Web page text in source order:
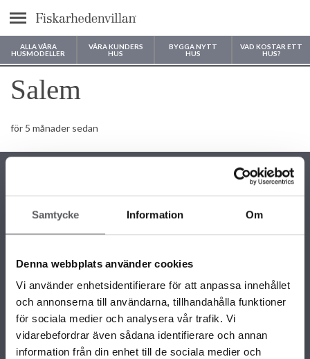
Samtycke Information Om
Denna webbplats använder cookies
Vi använder enhetsidentifierare för att anpassa innehållet
och annonserna till användarna, tillhandahålla funktioner
för sociala medier och analysera vår trafik. Vi
vidarebefordrar även sådana identifierare och annan
information från din enhet till de sociala medier och
Meny
ALLA VÅRA
HUSMODELLER
VÅRA KUNDERS
HUS
BYGGA NYTT
HUS
VAD KOSTAR ETT
HUS?
Var vill du bygga ditt hus?
Salem
för 5 månader sedan
KONTAKTINFORMATION
info@fiskarhedenvillan.se
Box 882, 781 29 Borlänge
ALLA VÅRA HUSMODELLER
UNIKA HUS